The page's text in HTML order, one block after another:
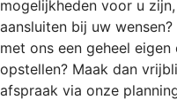
mogelijkheden voor u
aansluiten bij uw wensen?
met ons een geheel eigen
opstellen? Maak dan
afspraak via onze